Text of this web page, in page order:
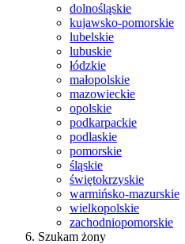
dolnośląskie
kujawsko-pomorskie
lubelskie
lubuskie
łódzkie
małopolskie
mazowieckie
opolskie
podkarpackie
podlaskie
pomorskie
śląskie
świętokrzyskie
warmińsko-mazurskie
wielkopolskie
zachodniopomorskie
Szukam żony